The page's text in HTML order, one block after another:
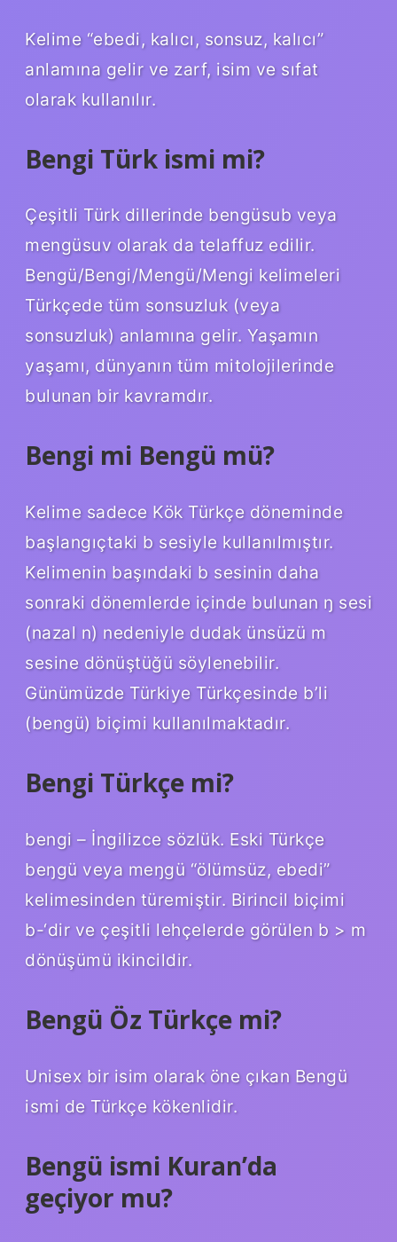
Kelime “ebedi, kalıcı, sonsuz, kalıcı”
anlamına gelir ve zarf, isim ve sıfat
olarak kullanılır.
Bengi Türk ismi mi?
Çeşitli Türk dillerinde bengüsub veya
mengüsuv olarak da telaffuz edilir.
Bengü/Bengi/Mengü/Mengi kelimeleri
Türkçede tüm sonsuzluk (veya
sonsuzluk) anlamına gelir. Yaşamın
yaşamı, dünyanın tüm mitolojilerinde
bulunan bir kavramdır.
Bengi mi Bengü mü?
Kelime sadece Kök Türkçe döneminde
başlangıçtaki b sesiyle kullanılmıştır.
Kelimenin başındaki b sesinin daha
sonraki dönemlerde içinde bulunan ŋ sesi
(nazal n) nedeniyle dudak ünsüzü m
sesine dönüştüğü söylenebilir.
Günümüzde Türkiye Türkçesinde b’li
(bengü) biçimi kullanılmaktadır.
Bengi Türkçe mi?
bengi – İngilizce sözlük. Eski Türkçe
beŋgü veya meŋgü “ölümsüz, ebedi”
kelimesinden türemiştir. Birincil biçimi
b-‘dir ve çeşitli lehçelerde görülen b > m
dönüşümü ikincildir.
Bengü Öz Türkçe mi?
Unisex bir isim olarak öne çıkan Bengü
ismi de Türkçe kökenlidir.
Bengü ismi Kuran’da
geçiyor mu?